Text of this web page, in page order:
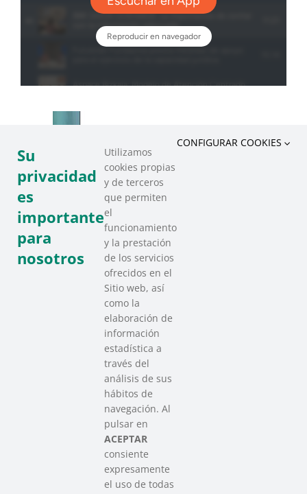
SAREEN SAREA
Asociación que agrupa a las redes
del Tercer Sector Social en Euskadi
Contacto
Su
privacidad
es
importante
para
nosotros
Utilizamos
cookies propias
y de terceros
que permiten
el
funcionamiento
y la prestación
de los servicios
ofrecidos en el
Sitio web, así
como la
elaboración de
información
estadística a
través del
análisis de sus
hábitos de
navegación. Al
pulsar en
ACEPTAR
consiente
expresamente
el uso de todas
CONFIGURAR COOKIES